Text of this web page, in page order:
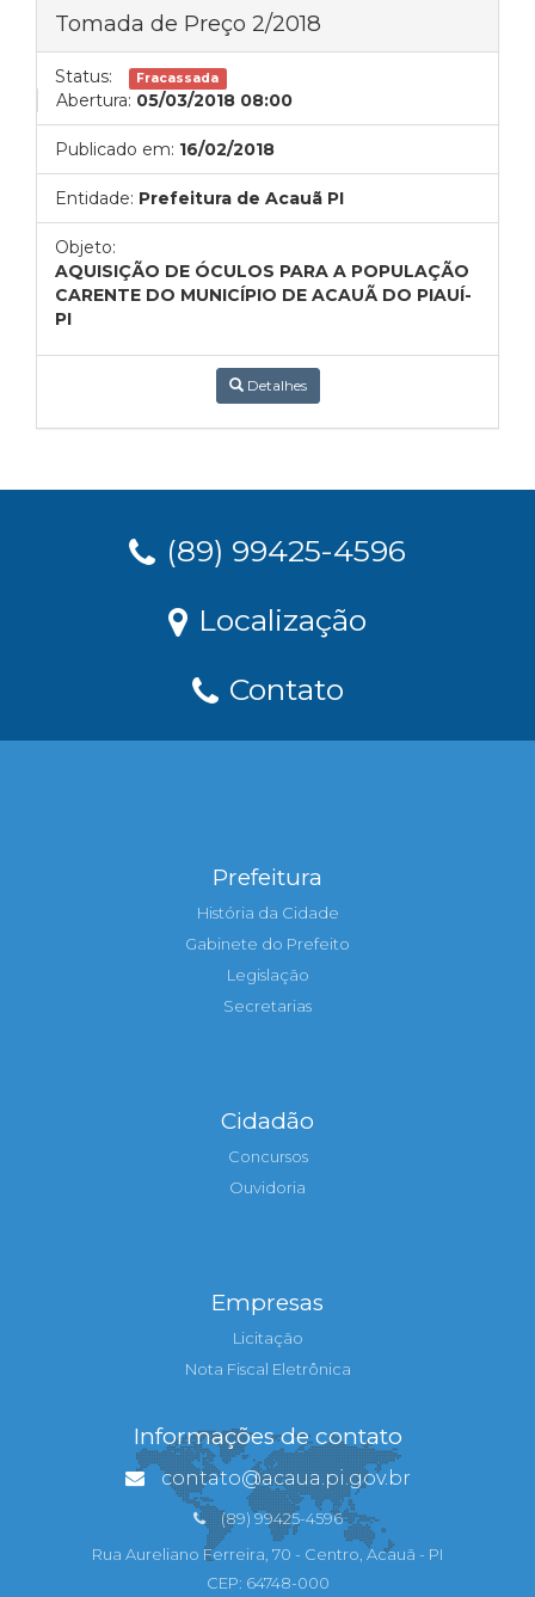
Tomada de Preço 2/2018
Status: Fracassada
Abertura: 05/03/2018 08:00
Publicado em: 16/02/2018
Entidade: Prefeitura de Acauã PI
Objeto:
AQUISIÇÃO DE ÓCULOS PARA A POPULAÇÃO
CARENTE DO MUNICÍPIO DE ACAUÃ DO PIAUÍ-
PI
Detalhes
(89) 99425-4596
Localização
Contato
Prefeitura
História da Cidade
Gabinete do Prefeito
Legislação
Secretarias
Cidadão
Concursos
Ouvidoria
Empresas
Licitação
Nota Fiscal Eletrônica
Informações de contato
contato@acaua.pi.gov.br
(89) 99425-4596
Rua Aureliano Ferreira, 70 - Centro, Acauã - PI
CEP: 64748-000